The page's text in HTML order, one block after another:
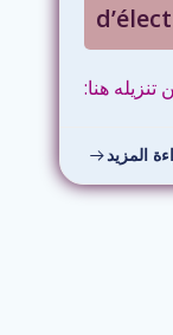
هنا:
المزيد